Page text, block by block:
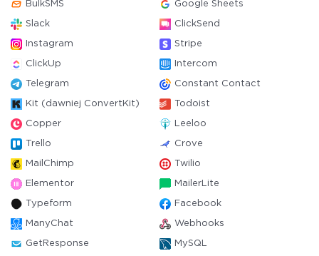
BulkSMS Google Sheets
Slack ClickSend
Instagram Stripe
ClickUp Intercom
Telegram Constant Contact
Kit (dawniej ConvertKit) Todoist
Copper Leeloo
Trello Crove
MailChimp Twilio
Elementor MailerLite
Typeform Facebook
ManyChat Webhooks
GetResponse MySQL